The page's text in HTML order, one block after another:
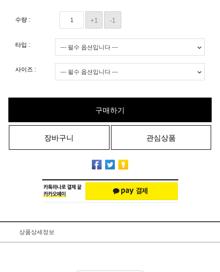
수량 : +1 -1
타입 :
사이즈 :
구매하기
장바구니 관심상품
상품상세정보